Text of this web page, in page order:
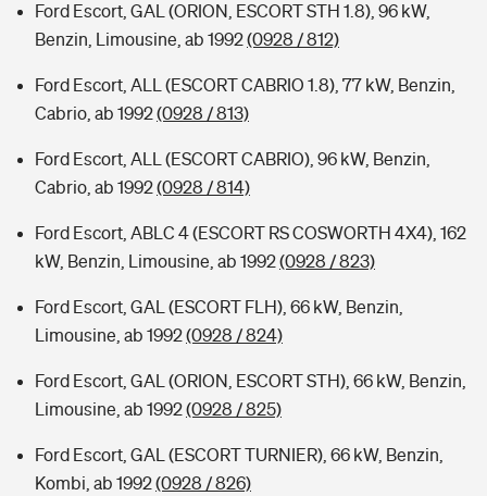
Ford Escort, GAL (ORION, ESCORT STH 1.8), 96 kW,
Benzin, Limousine, ab 1992(0928 / 812)
Ford Escort, ALL (ESCORT CABRIO 1.8), 77 kW, Benzin,
Cabrio, ab 1992(0928 / 813)
Ford Escort, ALL (ESCORT CABRIO), 96 kW, Benzin,
Cabrio, ab 1992(0928 / 814)
Ford Escort, ABLC 4 (ESCORT RS COSWORTH 4X4), 162
kW, Benzin, Limousine, ab 1992(0928 / 823)
Ford Escort, GAL (ESCORT FLH), 66 kW, Benzin,
Limousine, ab 1992(0928 / 824)
Ford Escort, GAL (ORION, ESCORT STH), 66 kW, Benzin,
Limousine, ab 1992(0928 / 825)
Ford Escort, GAL (ESCORT TURNIER), 66 kW, Benzin,
Kombi, ab 1992(0928 / 826)